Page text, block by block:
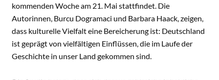
kommenden Woche am 21. Mai stattfindet. Die
Autorinnen, Burcu Dogramaci und Barbara Haack, zeigen,
dass kulturelle Vielfalt eine Bereicherung ist: Deutschland
ist geprägt von vielfältigen Einflüssen, die im Laufe der
Geschichte in unser Land gekommen sind.